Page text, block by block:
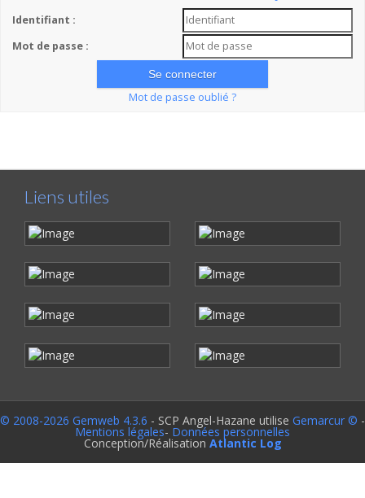
Identifiant :
Mot de passe :
Mot de passe oublié ?
Liens utiles
© 2008-2026 Gemweb 4.3.6 - SCP Angel-Hazane utilise Gemarcur © -
Mentions légales- Données personnelles
Conception/Réalisation Atlantic Log